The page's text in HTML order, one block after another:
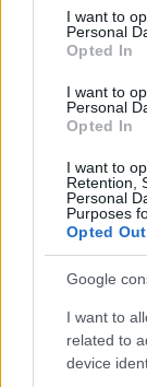
consent section.
I want to
Personal
Opted In
I want to
Personal
Opted In
I want to
Retention,
Personal
Purposes
Opted Out
Google
I want to
related to
device
ουσίες
και άλλα.
Με την
ότι δεν
που
στα